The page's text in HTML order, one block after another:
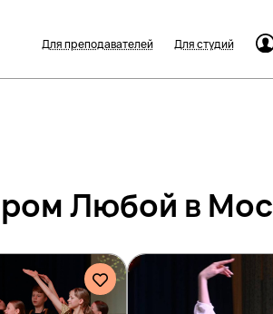
Для преподавателей Для студий
Любой в